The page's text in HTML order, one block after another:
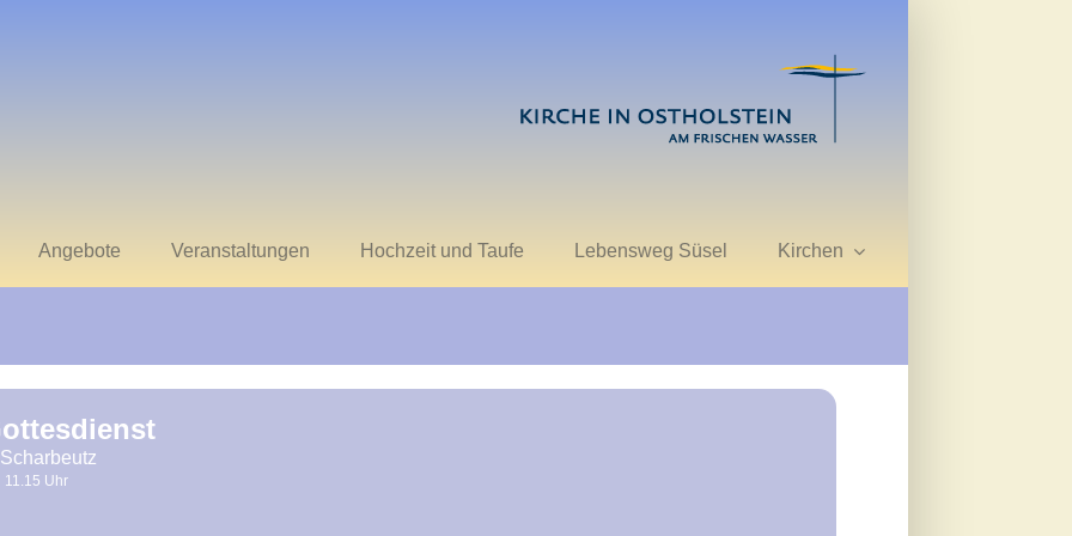
Angebote Veranstaltungen Hochzeit und Taufe Lebensweg Süsel Kirchen
11.15 Uhr